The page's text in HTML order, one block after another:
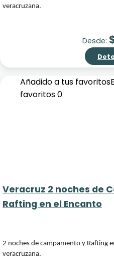
veracruzana.
Desde:
Añadido a tus favoritos
favoritos0
Veracruz 2 noches de
Rafting en el Encanto
2 noches de campamento y Rafting
veracruzana.